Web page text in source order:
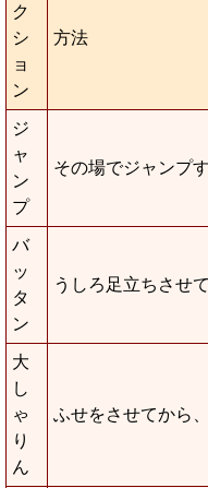
ク
シ
ョ
ン
方法
ジ
ャ
ン
プ
その場でジャンプす
バ
ッ
タ
ン
うしろ足立ちさせ
大
し
ゃ
り
ん
ふせをさせてから、